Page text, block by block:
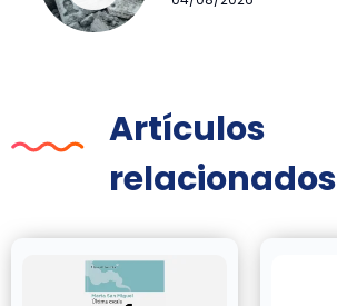
Artículos
relacionados